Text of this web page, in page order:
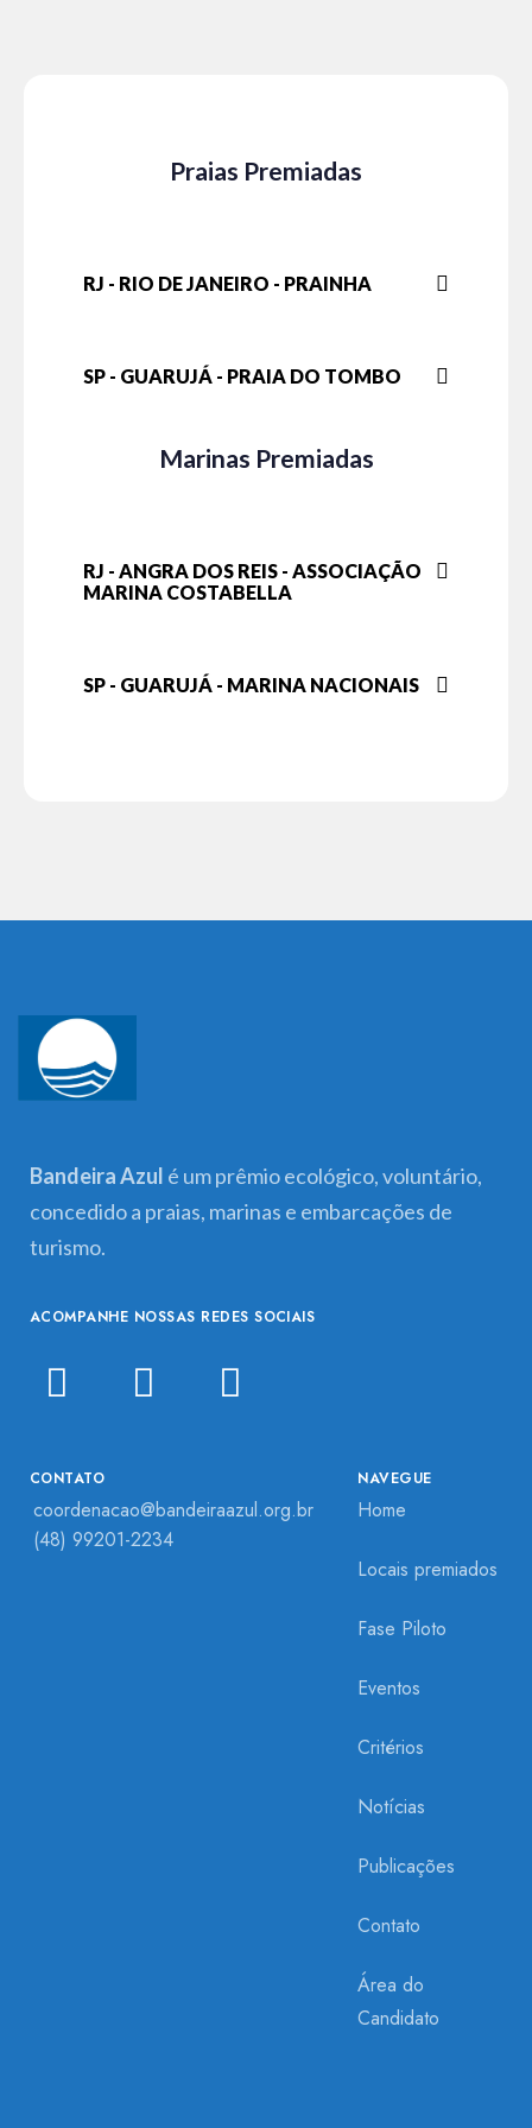
Praias Premiadas
RJ - RIO DE JANEIRO - PRAINHA
SP - GUARUJÁ - PRAIA DO TOMBO
Marinas Premiadas
RJ - ANGRA DOS REIS - ASSOCIAÇÃO
MARINA COSTABELLA
SP - GUARUJÁ - MARINA NACIONAIS
Bandeira Azul é um prêmio ecológico, voluntário,
concedido a praias, marinas e embarcações de
turismo.
ACOMPANHE NOSSAS REDES SOCIAIS
NAVEGUE
Home
Locais premiados
Fase Piloto
Eventos
Critérios
Notícias
Publicações
Contato
Área do
Candidato
CONTATO
coordenacao@bandeiraazul.org.br
(48) 99201-2234